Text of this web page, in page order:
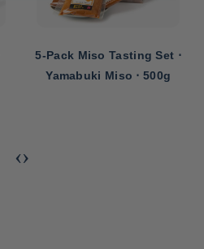
5-Pack Miso Tasting Set ⋅
Yamabuki Miso ⋅ 500g
‹›